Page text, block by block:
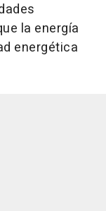
la energía
energética